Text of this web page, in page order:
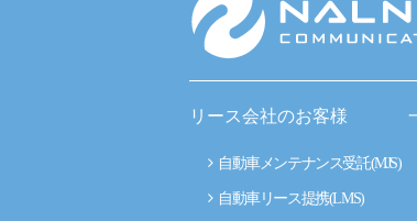
リース会社のお客様
自動車メンテナンス受託(MJS)
自動車リース提携(LMS)